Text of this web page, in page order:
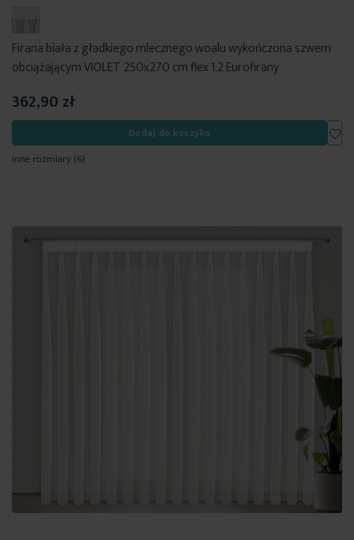
Firana biała z gładkiego mlecznego woalu wykończona szwem
obciążającym VIOLET 250x270 cm flex 1:2 Eurofirany
362,90 zł
Dodaj do koszyka
Inne rozmiary(6)